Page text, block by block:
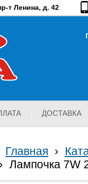
т Ленина, д. 42
ДОСТАВКА
Главная ›
› Лампочка 7W